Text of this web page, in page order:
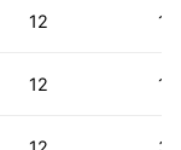
12 18
12 18